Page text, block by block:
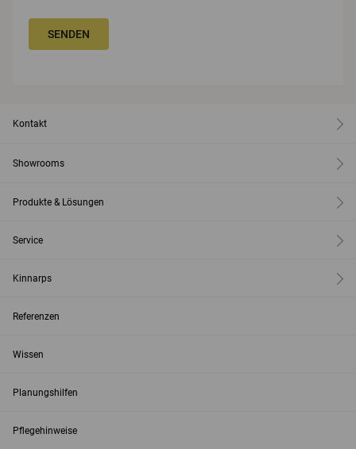
SENDEN
Kontakt
Showrooms
Produkte & Lösungen
Service
Kinnarps
Referenzen
Wissen
Planungshilfen
Pflegehinweise